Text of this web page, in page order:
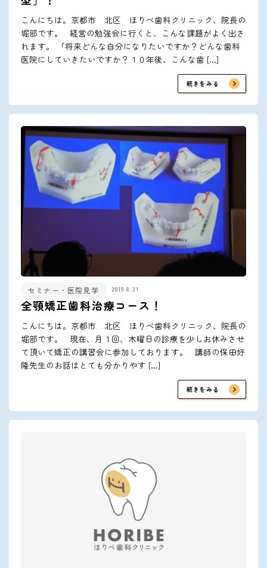
こんにちは。京都市 北区 ほりべ歯科クリニック、院長の
堀部です。 経営の勉強会に行くと、こんな課題がよく出さ
れます。 「将来どんな自分になりたいですか？どんな歯科
医院にしていきたいですか？１０年後、こんな歯 […]
続きをみる
セミナー・医院見学 2019.8.31
全顎矯正歯科治療コース！
こんにちは。京都市 北区 ほりべ歯科クリニック、院長の
堀部です。 現在、月１回、木曜日の診療を少しお休みさせ
て頂いて矯正の講習会に参加しております。 講師の保田好
隆先生のお話はとても分かりやす […]
続きをみる